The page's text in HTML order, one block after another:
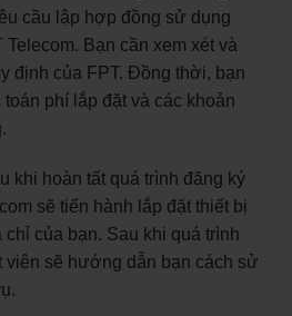
cầu lập hợp đồng sử dụng
Bạn cần xem xét và
định của FPT. Đồng thời, bạn
phí lắp đặt và các khoản
khi hoàn tất quá trình đăng ký
sẽ tiến hành lắp đặt thiết bị
của bạn. Sau khi quá trình
viên sẽ hướng dẫn bạn cách sử